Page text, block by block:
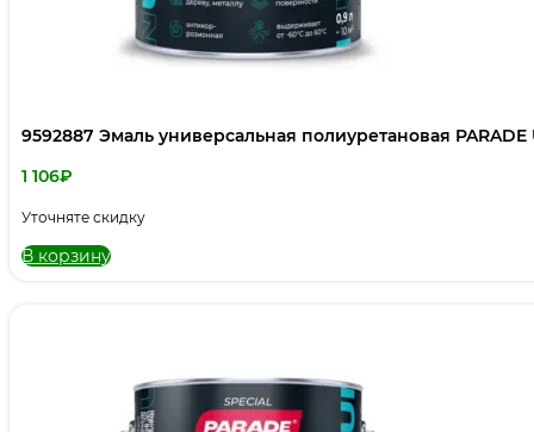
9592887 Эмаль универсальная полиуретановая PARADE
1 106₽
Уточняте скидку
В корзину